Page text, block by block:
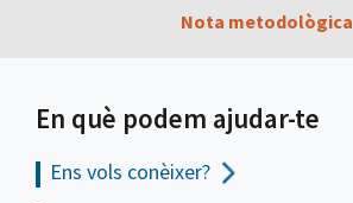
Nota metodològica
En què podem ajudar-te
Ens vols conèixer?